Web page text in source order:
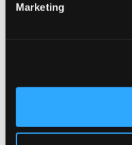
Marketing